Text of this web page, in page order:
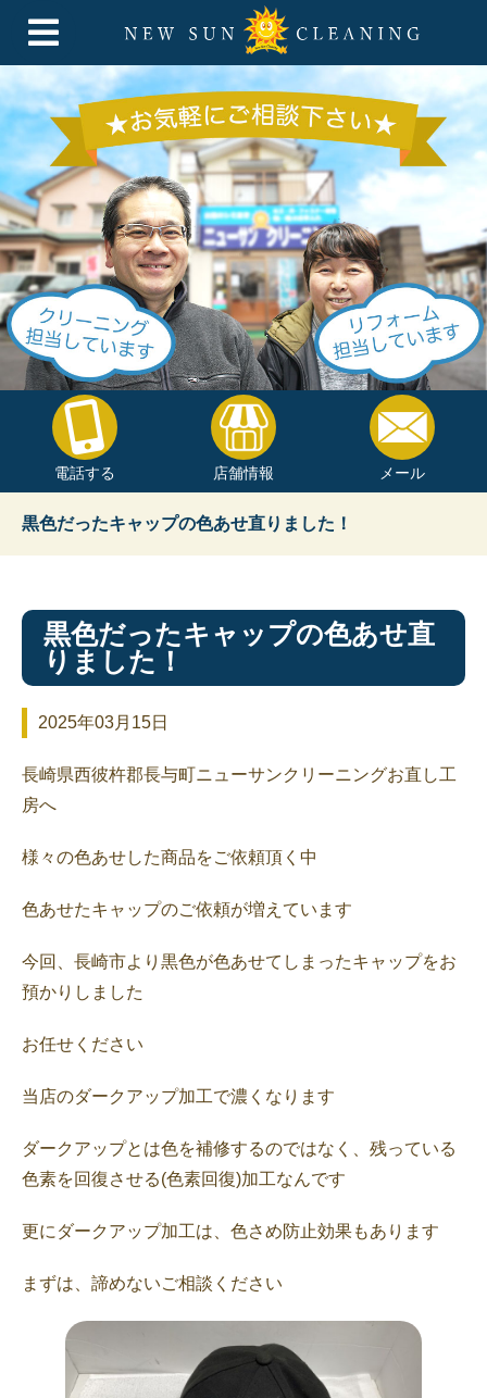
電話する 店舗情報 メール
黒色だったキャップの色あせ直りました！
黒色だったキャップの色あせ直
りました！
2025年03月15日
長崎県西彼杵郡長与町ニューサンクリーニングお直し工
房へ
様々の色あせした商品をご依頼頂く中
色あせたキャップのご依頼が増えています
今回、長崎市より黒色が色あせてしまったキャップをお
預かりしました
お任せください
当店のダークアップ加工で濃くなります
ダークアップとは色を補修するのではなく、残っている
色素を回復させる(色素回復)加工なんです
更にダークアップ加工は、色さめ防止効果もあります
まずは、諦めないご相談ください